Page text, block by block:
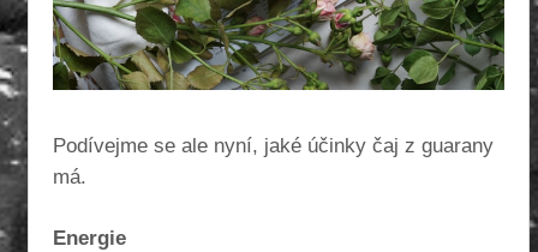
Podívejme se ale nyní, jaké účinky čaj z guarany
má.
Energie